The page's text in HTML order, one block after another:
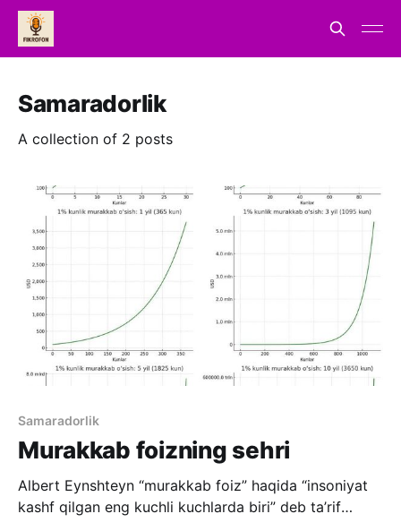
Samaradorlik
A collection of 2 posts
Samaradorlik
Murakkab foizning sehri
Albert Eynshteyn “murakkab foiz” haqida “insoniyat
kashf qilgan eng kuchli kuchlarda biri” deb ta’rif